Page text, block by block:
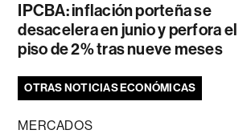
IPCBA: inflación porteña se
desacelera en junio y perfora el
piso de 2% tras nueve meses
OTRAS NOTICIAS ECONÓMICAS
MERCADOS